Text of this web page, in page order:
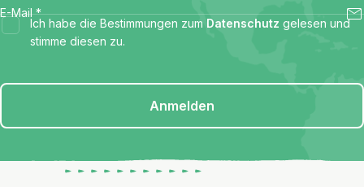
E-Mail *
Ich habe die Bestimmungen zum Datenschutz gelesen und
stimme diesen zu.
Anmelden